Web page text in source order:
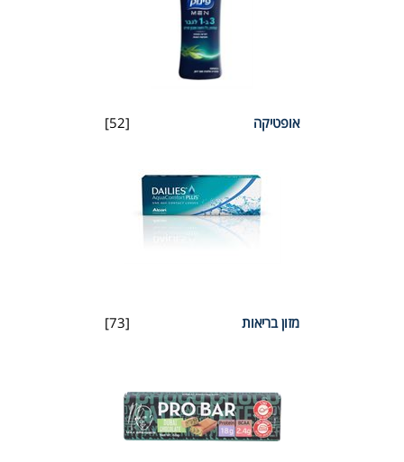
[52] אופטיקה
[73] מזון בריאות